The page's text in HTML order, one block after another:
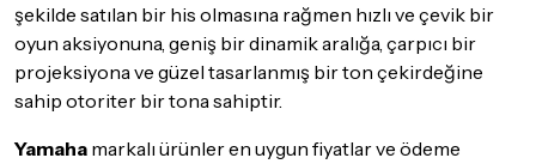
şekilde satılan bir his olmasına rağmen hızlı ve çevik bir
oyun aksiyonuna, geniş bir dinamik aralığa, çarpıcı bir
projeksiyona ve güzel tasarlanmış bir ton çekirdeğine
sahip otoriter bir tona sahiptir.
Yamaha markalı ürünler en uygun fiyatlar ve ödeme